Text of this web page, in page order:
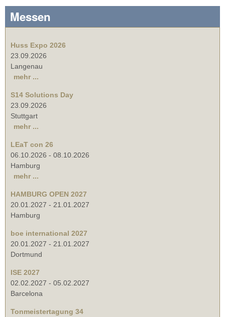
Messen
Huss Expo 2026
23.09.2026
Langenau
mehr ...
S14 Solutions Day
23.09.2026
Stuttgart
mehr ...
LEaT con 26
06.10.2026 - 08.10.2026
Hamburg
mehr ...
HAMBURG OPEN 2027
20.01.2027 - 21.01.2027
Hamburg
boe international 2027
20.01.2027 - 21.01.2027
Dortmund
ISE 2027
02.02.2027 - 05.02.2027
Barcelona
Tonmeistertagung 34